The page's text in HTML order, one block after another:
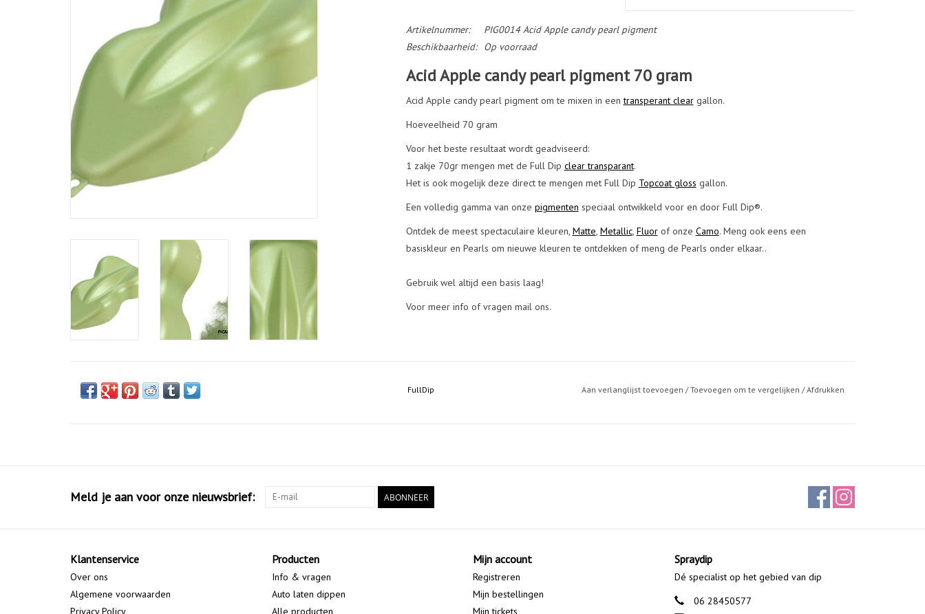
Artikelnummer:
PIG0014 Acid Apple candy pearl pigment
Beschikbaarheid:
Op voorraad
Acid Apple candy pearl pigment 70 gram
Acid Apple candy pearl pigment om te mixen in eentransperant cleargallon.
Hoeveelheid 70 gram
Voor het beste resultaat wordt geadviseerd:
1 zakje 70gr mengen met de Full Dip clear transparant.
Het is ook mogelijk deze direct te mengen met Full Dip Topcoat gloss gallon.
Een volledig gamma van onze pigmenten speciaal ontwikkeld voor en door Full Dip®.
Ontdek de meest spectaculaire kleuren, Matte, Metallic, Fluorof onze Camo. Meng ook eens een
basiskleur en Pearls om nieuwe kleuren te ontdekken of meng de Pearls onder elkaar..
Gebruik wel altijd een basis laag!
Voor meer info of vragen mail ons.
FullDip Aan verlanglijst toevoegen /Toevoegen om te vergelijken /Afdrukken
Meld je aan voor onze nieuwsbrief: ABONNEER
Klantenservice
Over ons
Algemene voorwaarden
Privacy Policy
Producten
Info & vragen
Auto laten dippen
Alle producten
Mijn account
Registreren
Mijn bestellingen
Mijn tickets
Spraydip
Dé specialist op het gebied van dip
06 28450577